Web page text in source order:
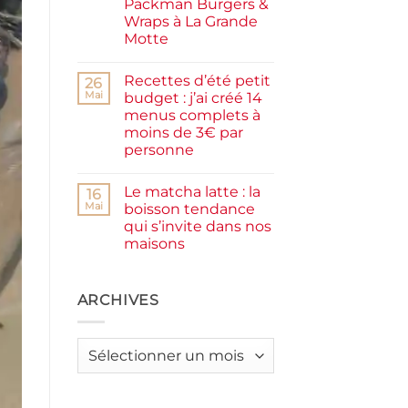
la
farine
complète,
moelleux
bas
Packman Burgers &
Wraps à La Grande
Motte
sur
Smash
burger
plancha :
j’ai
testé
Packman
à
La
Grande
Motte
26
Mai
Recettes d’été petit
budget : j’ai créé 14
menus complets à
moins de 3€ par
personne
sur
Recettes
d’été
petit
budget
menus
complets
3€
16
Mai
Le matcha latte : la
boisson tendance
qui s’invite dans nos
maisons
Le
matcha
boisson
ARCHIVES
Archives